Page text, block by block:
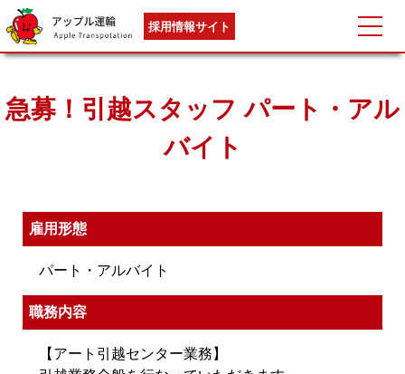
採用情報サイト
急募！引越スタッフ パート・アル
バイト
雇用形態
パート・アルバイト
職務内容
【アート引越センター業務】